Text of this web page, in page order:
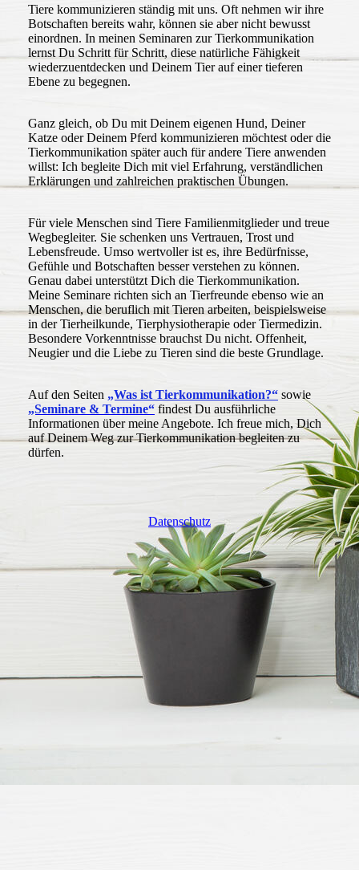
Tiere kommunizieren ständig mit uns. Oft nehmen wir ihre
Botschaften bereits wahr, können sie aber nicht bewusst
einordnen. In meinen Seminaren zur Tierkommunikation
lernst Du Schritt für Schritt, diese natürliche Fähigkeit
wiederzuentdecken und Deinem Tier auf einer tieferen
Ebene zu begegnen.
Ganz gleich, ob Du mit Deinem eigenen Hund, Deiner
Katze oder Deinem Pferd kommunizieren möchtest oder die
Tierkommunikation später auch für andere Tiere anwenden
willst: Ich begleite Dich mit viel Erfahrung, verständlichen
Erklärungen und zahlreichen praktischen Übungen.
Für viele Menschen sind Tiere Familienmitglieder und treue
Wegbegleiter. Sie schenken uns Vertrauen, Trost und
Lebensfreude. Umso wertvoller ist es, ihre Bedürfnisse,
Gefühle und Botschaften besser verstehen zu können.
Genau dabei unterstützt Dich die Tierkommunikation.
Meine Seminare richten sich an Tierfreunde ebenso wie an
Menschen, die beruflich mit Tieren arbeiten, beispielsweise
in der Tierheilkunde, Tierphysiotherapie oder Tiermedizin.
Besondere Vorkenntnisse brauchst Du nicht. Offenheit,
Neugier und die Liebe zu Tieren sind die beste Grundlage.
Auf den Seiten „Was ist Tierkommunikation?“ sowie
„Seminare & Termine“ findest Du ausführliche
Informationen über meine Angebote. Ich freue mich, Dich
auf Deinem Weg zur Tierkommunikation begleiten zu
dürfen.
Datenschutz